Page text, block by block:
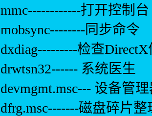
mmc------------打开控制台
mobsync--------同步命令
dxdiag---------检查
drwtsn32------ 系统医生
devmgmt.msc--- 设备管
dfrg.msc-------磁盘碎片